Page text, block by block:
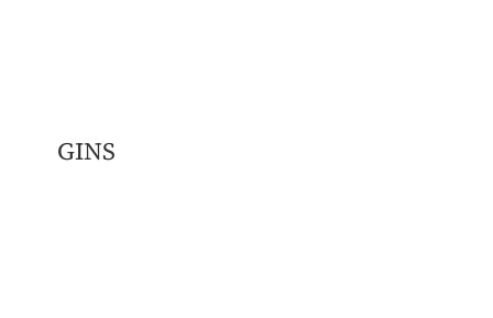
GINS